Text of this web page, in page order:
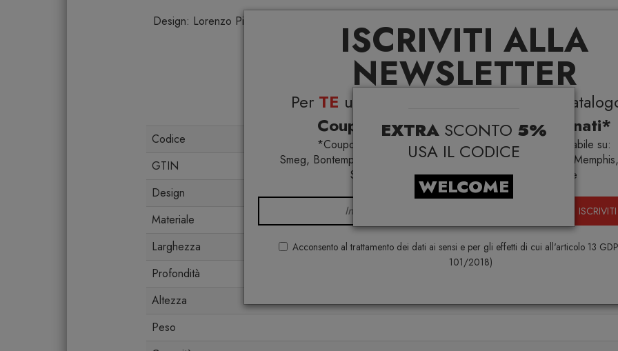
ISCRIVITI ALLA
NEWSLETTER
Per TE uno
su tutto il
Coupon esclusivi su brand selezionati*
*Coupon non cumulabile con altre promo e non applicabile su:
Smeg, Bontempi Casa, Samsonite, BBB Italia, Franke, Gufram,
Samsung, Faber, Dunavox, Zafferano, VG, Slide
ISCRIVITI
Acconsento al trattamento dei dati ai sensi e per gli effetti di cui all'articolo 13
101/2018)
EXTRA SCONTO 5%
USA IL CODICE
WELCOME
Design: Lorenzo Piccione di Pianogrillo, Köbi Wiesendanger
Specifiche
Codice
GTIN
Design
Lorenzo
Materiale
Larghezza
Profondità
Altezza
Peso